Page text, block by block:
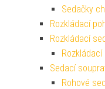
Sedačky
Rozkládací
Rozkládací
Sedací
Rohové